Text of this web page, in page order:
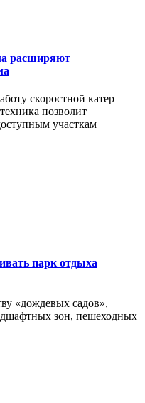
расширяют
скоростной катер
позволит
участкам
парк отдыха
«дождевых садов»,
зон, пешеходных